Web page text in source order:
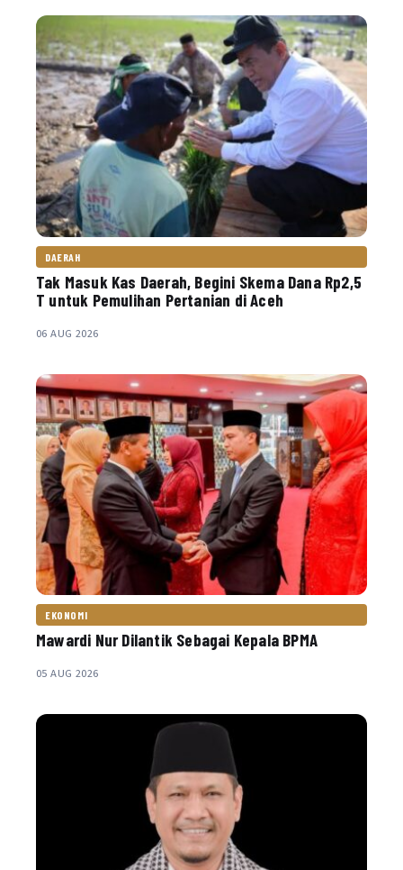
DAERAH
Tak Masuk Kas Daerah, Begini Skema Dana Rp2,5
T untuk Pemulihan Pertanian di Aceh
06 AUG 2026
EKONOMI
Mawardi Nur Dilantik Sebagai Kepala BPMA
05 AUG 2026